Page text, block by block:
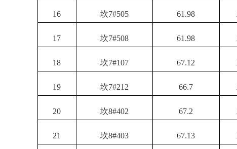
16 坎7#505 61.98
17 坎7#508 61.98
18 坎7#107 67.12
19 坎7#212 66.7
20 坎8#402 67.2
21 坎8#403 67.13